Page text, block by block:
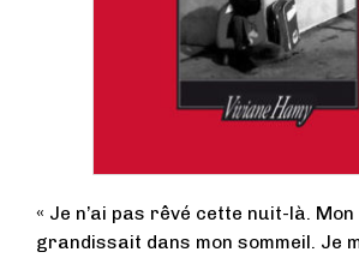
« Je n’ai pas rêvé cette nuit-là.
grandissait dans mon sommeil. Je